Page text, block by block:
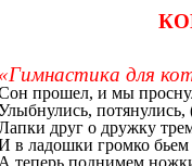
для
прошел, и мы
потянулись,
друг о дружку
в ладошки громко бьем
теперь поднимем